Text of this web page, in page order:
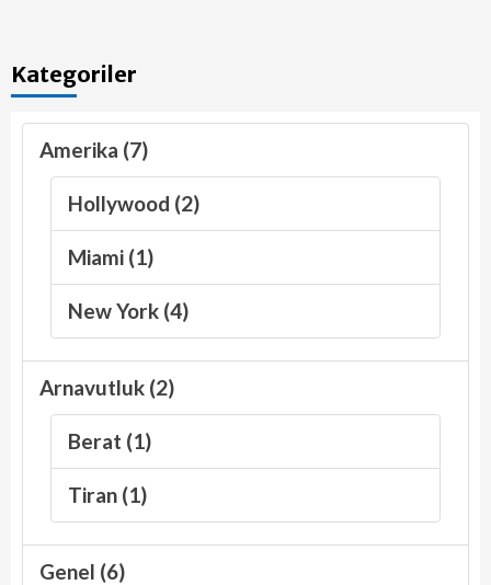
Kategoriler
Amerika (7)
Hollywood (2)
Miami (1)
New York (4)
Arnavutluk (2)
Berat (1)
Tiran (1)
Genel (6)